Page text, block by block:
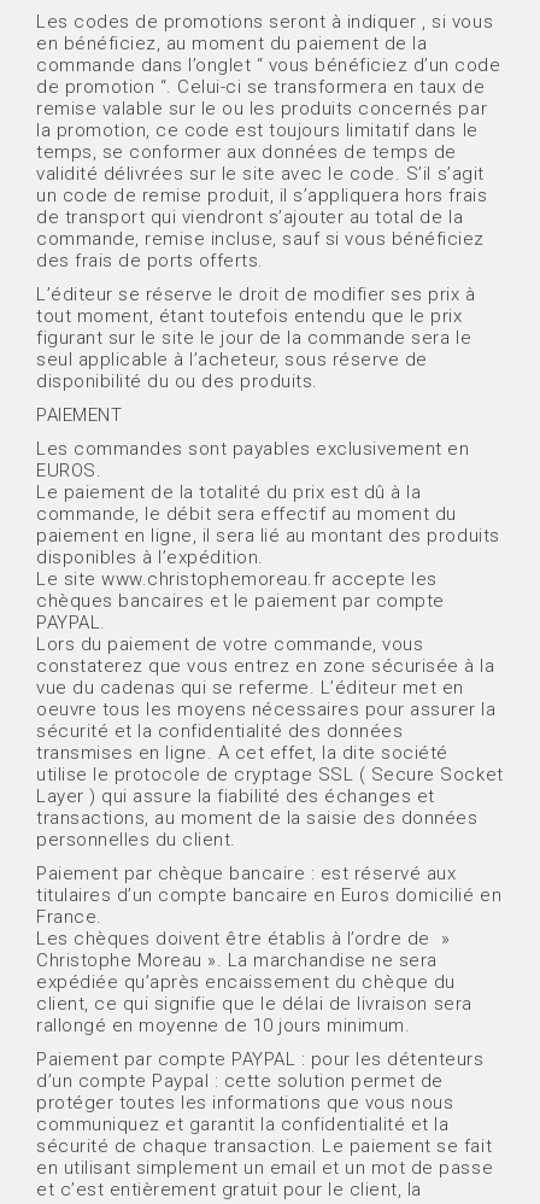
Les codes de promotions seront à indiquer , si vous
en bénéficiez, au moment du paiement de la
commande dans l’onglet “ vous bénéficiez d’un code
de promotion “. Celui-ci se transformera en taux de
remise valable sur le ou les produits concernés par
la promotion, ce code est toujours limitatif dans le
temps, se conformer aux données de temps de
validité délivrées sur le site avec le code. S’il s’agit
un code de remise produit, il s’appliquera hors frais
de transport qui viendront s’ajouter au total de la
commande, remise incluse, sauf si vous bénéficiez
des frais de ports offerts.
L’éditeur se réserve le droit de modifier ses prix à
tout moment, étant toutefois entendu que le prix
figurant sur le site le jour de la commande sera le
seul applicable à l’acheteur, sous réserve de
disponibilité du ou des produits.
PAIEMENT
Les commandes sont payables exclusivement en
EUROS.
Le paiement de la totalité du prix est dû à la
commande, le débit sera effectif au moment du
paiement en ligne, il sera lié au montant des produits
disponibles à l’expédition.
Le site www.christophemoreau.fr accepte les
chèques bancaires et le paiement par compte
PAYPAL.
Lors du paiement de votre commande, vous
constaterez que vous entrez en zone sécurisée à la
vue du cadenas qui se referme. L’éditeur met en
oeuvre tous les moyens nécessaires pour assurer la
sécurité et la confidentialité des données
transmises en ligne. A cet effet, la dite société
utilise le protocole de cryptage SSL ( Secure Socket
Layer ) qui assure la fiabilité des échanges et
transactions, au moment de la saisie des données
personnelles du client.
Paiement par chèque bancaire : est réservé aux
titulaires d’un compte bancaire en Euros domicilié en
France.
Les chèques doivent être établis à l’ordre de »
Christophe Moreau ». La marchandise ne sera
expédiée qu’après encaissement du chèque du
client, ce qui signifie que le délai de livraison sera
rallongé en moyenne de 10 jours minimum.
Paiement par compte PAYPAL : pour les détenteurs
d’un compte Paypal : cette solution permet de
protéger toutes les informations que vous nous
communiquez et garantit la confidentialité et la
sécurité de chaque transaction. Le paiement se fait
en utilisant simplement un email et un mot de passe
et c’est entièrement gratuit pour le client, la